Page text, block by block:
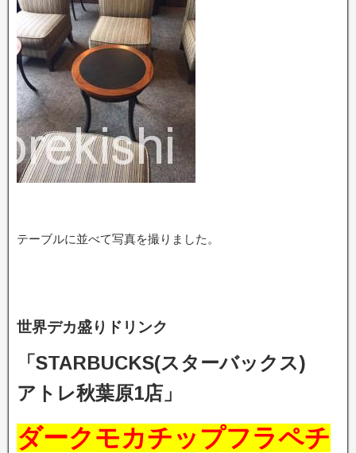
テーブルに並べて写真を撮りました。
世界デカ盛りドリンク
「STARBUCKS(スターバックス)
アトレ秋葉原1店」
ダークモカチップフラペチ